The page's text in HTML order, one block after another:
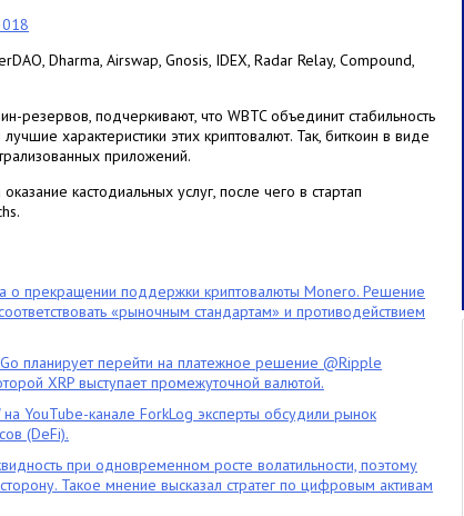
Dharma, Airswap, Gnosis, IDEX, Radar Relay, Compound,
резервов, подчеркивают, что WBTC объединит стабильность
характеристики этих криптовалют. Так, биткоин в виде
приложений.
кастодиальных услуг, после чего в стартап
о прекращении поддержки криптовалюты Monero. Решение
«рыночным стандартам» и противодействием
планирует перейти на платежное решение @Ripple
XRP выступает промежуточной валютой.
YouTube-канале ForkLog эксперты обсудили рынок
(DeFi).
при одновременном росте волатильности, поэтому
Такое мнение высказал стратег по цифровым активам